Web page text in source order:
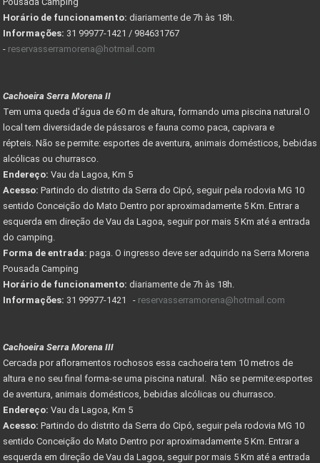
Horário de funcionamento: diariamente de 7h às 18h.
Informações: 31 99977-1421 / 984631767
- reservasserramorena@hotmail.com
Cachoeira Serra Morena II
Tem uma queda d'água de 60 m de altura, formando uma piscina natural.O
local tem diversidade de pássaros e fauna como paca, capivara e
répteis. Não se permite: esportes de aventura, animais domésticos, bebidas
alcólicas ou churrasco.
Endereço: Vau da Lagoa, Km 5
Acesso: Partindo do distrito da Serra do Cipó, seguir pela rodovia MG 10
sentido Conceição do Mato Dentro por aproximadamente 5 Km. Entrar a
esquerda em direção de Vau da Lagoa, seguir por mais 5 Km até a entrada
do camping.
Forma de entrada: paga. O ingresso deve ser adquirido na Serra Morena
Pousada Camping
Horário de funcionamento: diariamente de 7h às 18h.
Informações: 31 99977-1421 - reservasserramorena@hotmail.com
Cachoeira Serra Morena III
Cercada por afloramentos rochosos essa cachoeira tem 10 metros de
altura e no seu final forma-se uma piscina natural. Não se permite:esportes
de aventura, animais domésticos, bebidas alcólicas ou churrasco.
Endereço: Vau da Lagoa, Km 5
Acesso: Partindo do distrito da Serra do Cipó, seguir pela rodovia MG 10
sentido Conceição do Mato Dentro por aproximadamente 5 Km. Entrar a
esquerda em direção de Vau da Lagoa, seguir por mais 5 Km até a entrada